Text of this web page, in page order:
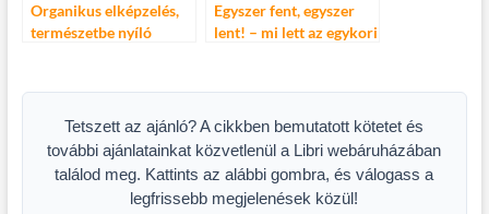
Organikus elképzelés,
természetbe nyíló
Egyszer fent, egyszer
lent! – mi lett az egykori
Tetszett az ajánló? A cikkben bemutatott kötetet és
további ajánlatainkat közvetlenül a Libri webáruházában
találod meg. Kattints az alábbi gombra, és válogass a
legfrissebb megjelenések közül!